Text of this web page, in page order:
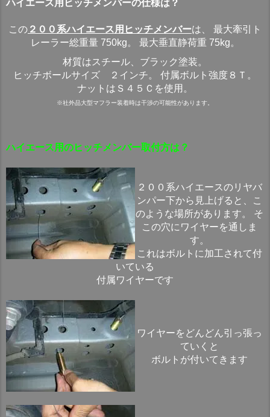
ハイエース用ヒッチメンバーの仕様は？
この ２００系ハイエース用ヒッチメンバーは、 最大牽引ト
レーラー総重量 750kg。 最大垂直静荷重 75kg。
材質はスチール、ブラック塗装。
ヒッチボールサイズ ２インチ。 付属ボルト強度８Ｔ。
ナットはＳ４５Ｃを使用。
※社外品大型マフラー装着時は干渉の可能性があります。
ハイエース用のヒッチメンバー取付方は？
２００系ハイエースのリヤバ
ンパー下から見上げると、こ
のような場所があります。 そ
この穴にワイヤーを通しま
す。
これはボルトに加工されて付
いている
付属ワイヤーです
ワイヤーをどんどん引っ張っ
ていくと
ボルトが付いてきます